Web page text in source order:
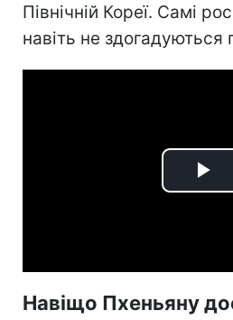
Північній Кореї. Самі
навіть не здогадуються
Навіщо Пхеньяну